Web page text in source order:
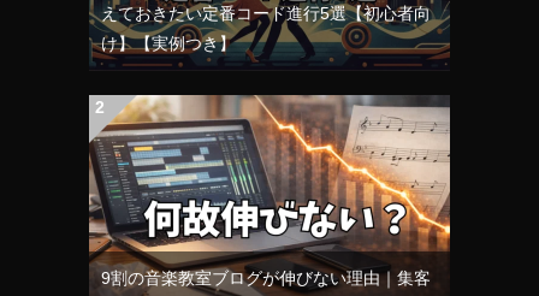
えておきたい定番コード進行5選【初心者向
け】【実例つき】
9割の音楽教室ブログが伸びない理由｜集客